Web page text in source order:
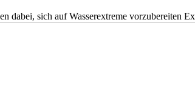
dabei, sich auf Wasserextreme vorzubereiten